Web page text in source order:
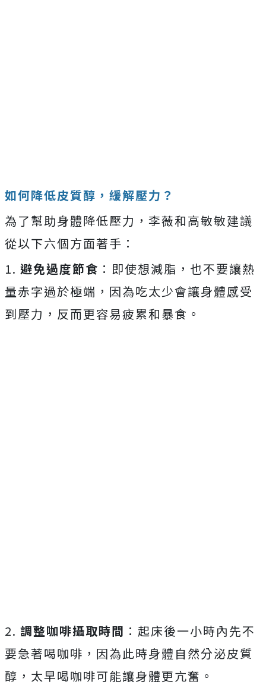
如何降低皮質醇，緩解壓力？
為了幫助身體降低壓力，李薇和高敏敏建議
從以下六個方面著手：
1. 避免過度節食 ：即使想減脂，也不要讓熱
量赤字過於極端，因為吃太少會讓身體感受
到壓力，反而更容易疲累和暴食。
2. 調整咖啡攝取時間 ：起床後一小時內先不
要急著喝咖啡，因為此時身體自然分泌皮質
醇，太早喝咖啡可能讓身體更亢奮。